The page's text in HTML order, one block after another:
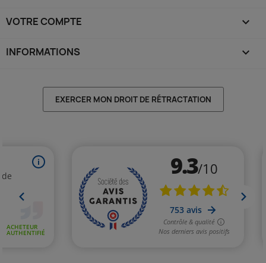
VOTRE COMPTE 
INFORMATIONS keyboard_arrow_down
EXERCER MON DROIT DE RÉTRACTATION